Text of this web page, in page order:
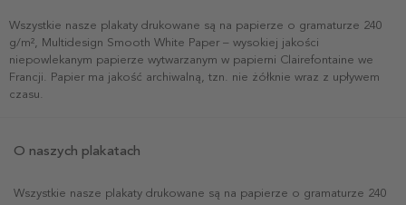
Wszystkie nasze plakaty drukowane są na papierze o gramaturze 240
g/m², Multidesign Smooth White Paper – wysokiej jakości
niepowlekanym papierze wytwarzanym w papierni Clairefontaine we
Francji. Papier ma jakość archiwalną, tzn. nie żółknie wraz z upływem
czasu.
O naszych plakatach
Wszystkie nasze plakaty drukowane są na papierze o gramaturze 240